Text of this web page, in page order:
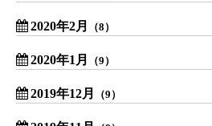
2020年2月 （8）
2020年1月 （9）
2019年12月 （9）